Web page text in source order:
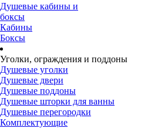
Душевые кабины и
боксы
Кабины
Боксы
Уголки, ограждения и поддоны
Душевые уголки
Душевые двери
Душевые поддоны
Душевые шторки для ванны
Душевые перегородки
Комплектующие